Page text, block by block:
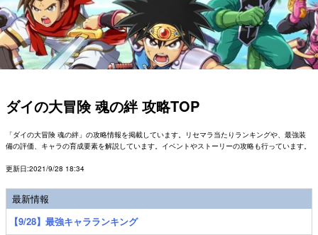
ダイの大冒険 魂の絆 攻略TOP
「ダイの大冒険 魂の絆」の攻略情報を掲載しています。リセマラ当たりランキングや、最強装
備の評価、キャラの育成要素を解説しています。イベントやストーリーの攻略も行っています。
更新日:2021/9/28 18:34
最新情報
【9/28】最強キャラランキング